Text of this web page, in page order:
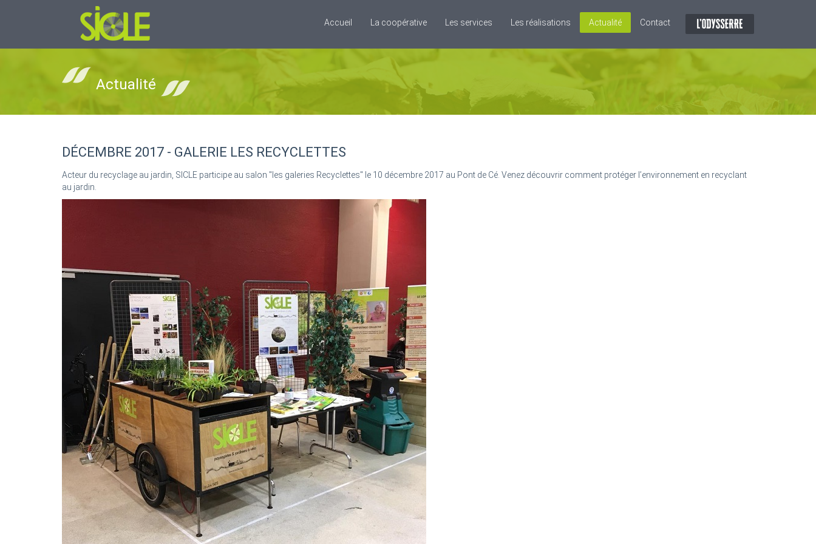
Accueil La coopérative Les services Les réalisations Actualité Contact
Actualité
DÉCEMBRE 2017 - GALERIE LES RECYCLETTES
Acteur du recyclage au jardin, SICLE participe au salon "les galeries Recyclettes" le 10 décembre 2017 au Pont de Cé. Venez découvrir comment protéger l’environnement en recyclant
au jardin.